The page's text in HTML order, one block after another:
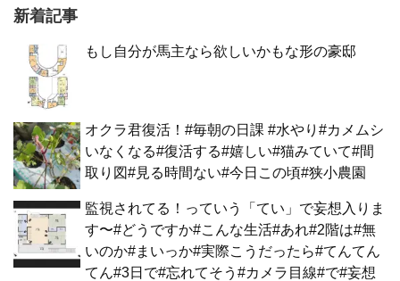
新着記事
もし自分が馬主なら欲しいかもな形の豪邸
オクラ君復活！#毎朝の日課 #水やり#カメムシ
いなくなる#復活する#嬉しい#猫みていて#間
取り図#見る時間ない#今日この頃#狭小農園
監視されてる！っていう「てい」で妄想入りま
す〜#どうですか#こんな生活#あれ#2階は#無
いのか#まいっか#実際こうだったら#てんてん
てん#3日で#忘れてそう#カメラ目線#で#妄想